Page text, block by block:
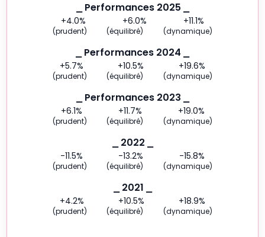
⎯ Performances 2025 ⎯
+4.0% +6.0% +11.1%
(prudent) (équilibré) (dynamique)
⎯ Performances 2024 ⎯
+5.7% +10.5% +19.6%
(prudent) (équilibré) (dynamique)
⎯ Performances 2023 ⎯
+6.1% +11.7% +19.0%
(prudent) (équilibré) (dynamique)
⎯ 2022 ⎯
-11.5% -13.2% -15.8%
(prudent) (équilibré) (dynamique)
⎯ 2021 ⎯
+4.2% +10.5% +18.9%
(prudent) (équilibré) (dynamique)